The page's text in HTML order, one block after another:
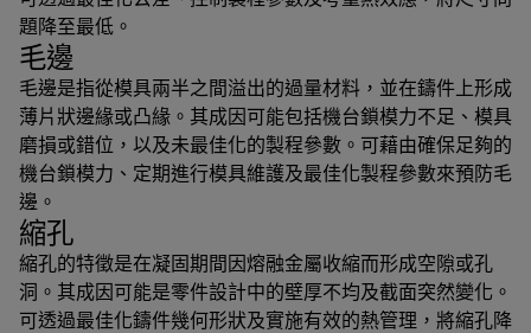
題降至最低。
毛邊
毛邊是指從模具兩半之間溢出的過量材料，並在鑄件上形成
薄片狀邊緣或凸緣。其成因可能包括機台鎖模力不足、模具
磨損或錯位，以及未最佳化的製程參數。可藉由確保足夠的
機台鎖模力、定期進行模具維護及最佳化製程參數來預防毛
邊。
縮孔
縮孔的特徵是在凝固期間因熔融金屬收縮而形成空隙或孔
洞。其成因可能是零件設計中的壁厚不均及截面突然變化。
可透過最佳化鑄件幾何形狀及實施有效的熱管理，將縮孔降